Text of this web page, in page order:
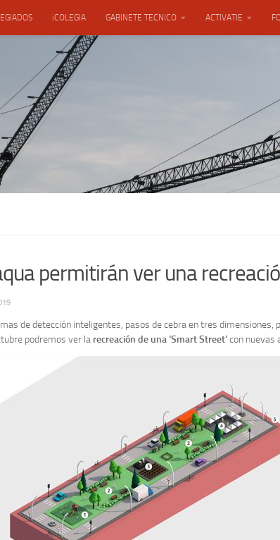
iCOLEGIA GABINETE TECNICO ACTIVATIE
permitirán ver una
de detección inteligentes, pasos de cebra en tres
podremos ver la recreación de una ‘Smart Street’con nuevas